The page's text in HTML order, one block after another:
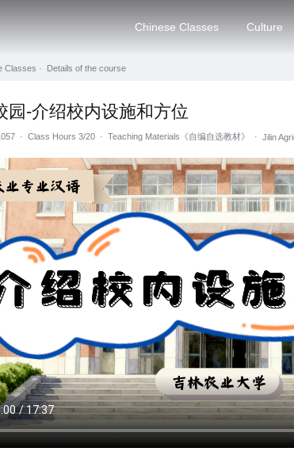
Chinese Classes Culture
Classes · Details of the course
园-介绍校内设施和方位
· Class Hours 3/20 · Teaching Materials《自编自选教材》 · Jilin